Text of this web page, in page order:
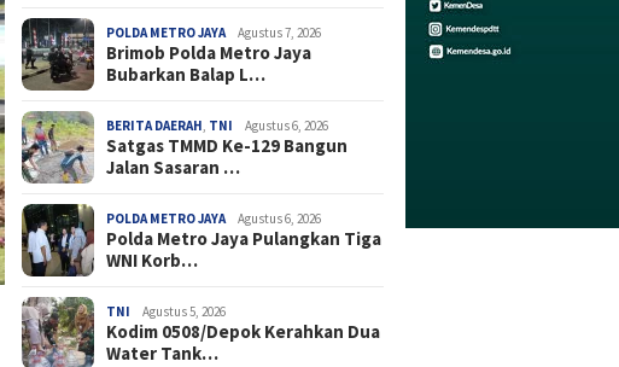
POLDA METRO JAYA Agustus 7, 2026
Brimob Polda Metro Jaya
Bubarkan Balap L…
BERITA DAERAH, TNI Agustus 6, 2026
Satgas TMMD Ke-129 Bangun
Jalan Sasaran …
POLDA METRO JAYA Agustus 6, 2026
Polda Metro Jaya Pulangkan Tiga
WNI Korb…
TNI Agustus 5, 2026
Kodim 0508/Depok Kerahkan Dua
Water Tank…